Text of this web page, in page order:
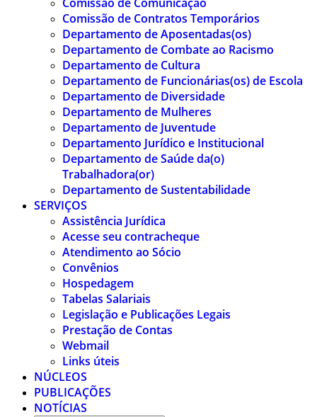
Comissão de Contratos Temporários
Departamento de Aposentadas(os)
Departamento de Combate ao Racismo
Departamento de Cultura
Departamento de Funcionárias(os) de Escola
Departamento de Diversidade
Departamento de Mulheres
Departamento de Juventude
Departamento Jurídico e Institucional
Departamento de Saúde da(o)
Trabalhadora(or)
Departamento de Sustentabilidade
SERVIÇOS
Assistência Jurídica
Acesse seu contracheque
Atendimento ao Sócio
Convênios
Hospedagem
Tabelas Salariais
Legislação e Publicações Legais
Prestação de Contas
Webmail
Links úteis
NÚCLEOS
PUBLICAÇÕES
NOTÍCIAS